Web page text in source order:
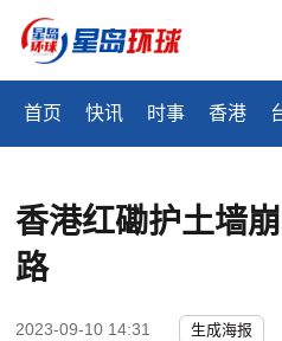
首页 快讯 时事 香港
香港红磡护土墙
路
2023-09-10 14:31 生成海报